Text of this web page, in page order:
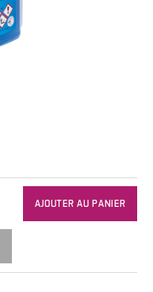
AJOUTER AU PANIER